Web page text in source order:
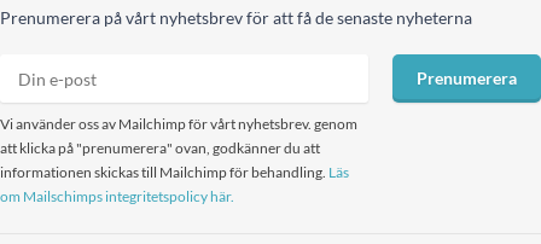
Prenumerera på vårt nyhetsbrev för att få de senaste nyheterna
Vi använder oss av Mailchimp för vårt nyhetsbrev. genom
att klicka på "prenumerera" ovan, godkänner du att
informationen skickas till Mailchimp för behandling. Läs
om Mailschimps integritetspolicy här.
Prenumerera